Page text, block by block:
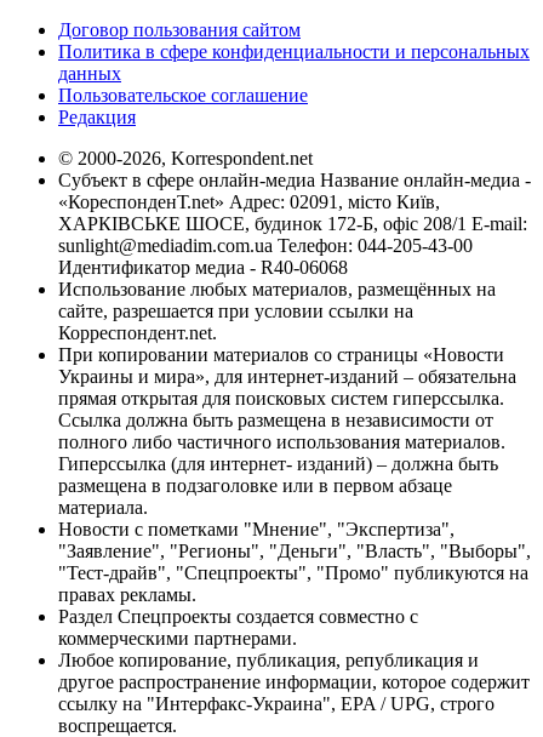
Договор пользования сайтом
Политика в сфере конфиденциальности и персональных
данных
Пользовательское соглашение
Редакция
© 2000-2026, Korrespondent.net
Субъект в сфере онлайн-медиа Название онлайн-медиа -
«КореспонденТ.net» Адрес: 02091, місто Київ,
ХАРКІВСЬКЕ ШОСЕ, будинок 172-Б, офіс 208/1 E-mail:
sunlight@mediadim.com.ua Телефон: 044-205-43-00
Идентификатор медиа - R40-06068
Использование любых материалов, размещённых на
сайте, разрешается при условии ссылки на
Корреспондент.net.
При копировании материалов со страницы «Новости
Украины и мира», для интернет-изданий – обязательна
прямая открытая для поисковых систем гиперссылка.
Ссылка должна быть размещена в независимости от
полного либо частичного использования материалов.
Гиперссылка (для интернет- изданий) – должна быть
размещена в подзаголовке или в первом абзаце
материала.
Новости с пометками "Мнение", "Экспертиза",
"Заявление", "Регионы", "Деньги", "Власть", "Выборы",
"Тест-драйв", "Спецпроекты", "Промо" публикуются на
правах рекламы.
Раздел Спецпроекты создается совместно с
коммерческими партнерами.
Любое копирование, публикация, републикация и
другое распространение информации, которое содержит
ссылку на "Интерфакс-Украина", EPA / UPG, строго
воспрещается.